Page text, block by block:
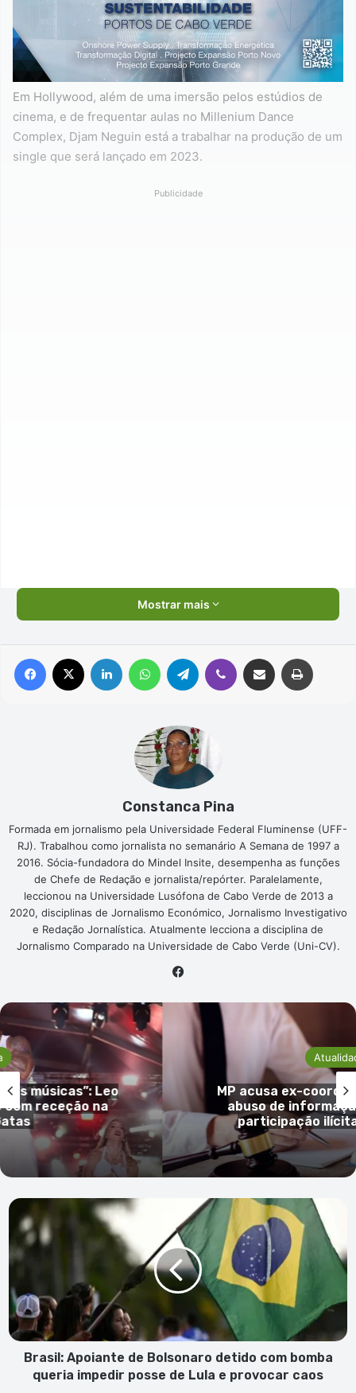
Em Hollywood, além de uma imersão pelos estúdios de
cinema, e de frequentar aulas no Millenium Dance
Complex, Djam Neguin está a trabalhar na produção de um
single que será lançado em 2023.
Publicidade
Mostrar mais
Facebook Linkedin WhatsAppTelegram Viber Compartilhar via e-mail
Constanca Pina
Formada em jornalismo pela Universidade Federal Fluminense (UFF-
RJ). Trabalhou como jornalista no semanário A Semana de 1997 a
2016. Sócia-fundadora do Mindel Insite, desempenha as funções
de Chefe de Redação e jornalista/repórter. Paralelamente,
leccionou na Universidade Lusófona de Cabo Verde de 2013 a
2020, disciplinas de Jornalismo Económico, Jornalismo Investigativo
e Redação Jornalística. Atualmente lecciona a disciplina de
Jornalismo Comparado na Universidade de Cabo Verde (Uni-CV).
Leo
na
Atualidade
MP acusa ex-coordenador da
abuso de informação
participação ilícita em
Brasil:
Apoiante
com
bomba
queria
impedir
posseBrasil: Apoiante de Bolsonaro detido com bomba
queria impedir posse de Lula e provocar caos